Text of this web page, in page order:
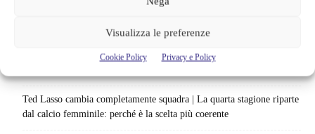
Visualizza le preferenze
Cookie Policy Privacy e Policy
Il creatore di Yellowstone firma un altro successo | La serie supera
Ted Lasso cambia completamente squadra | La quarta stagione riparte
dal calcio femminile: perché è la scelta più coerente